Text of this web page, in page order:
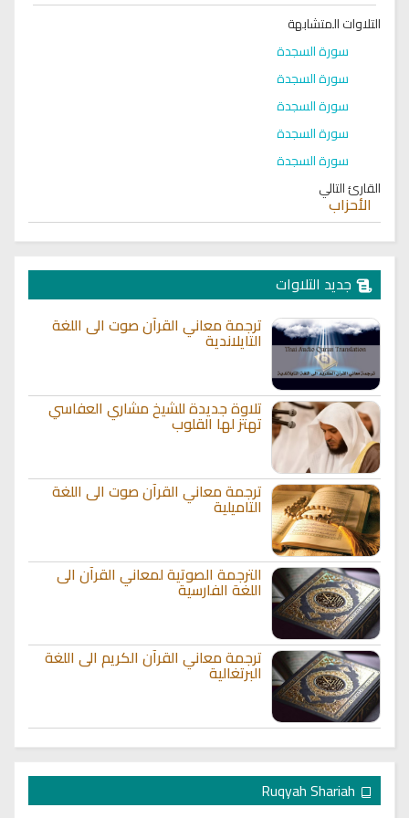
التلاوات المتشابهة
سورة السجدة
سورة السجدة
سورة السجدة
سورة السجدة
سورة السجدة
القارئ التالي
الأحزاب
جديد التلاوات
ترجمة معاني القرآن صوت الى اللغة
التايلاندية
تلاوة جديدة للشيخ مشاري العفاسي
تهتز لها القلوب
ترجمة معاني القرآن صوت الى اللغة
التاميلية
الترجمة الصوتية لمعاني القرآن الى
اللغة الفارسية
ترجمة معاني القرآن الكريم الى اللغة
البرتغالية